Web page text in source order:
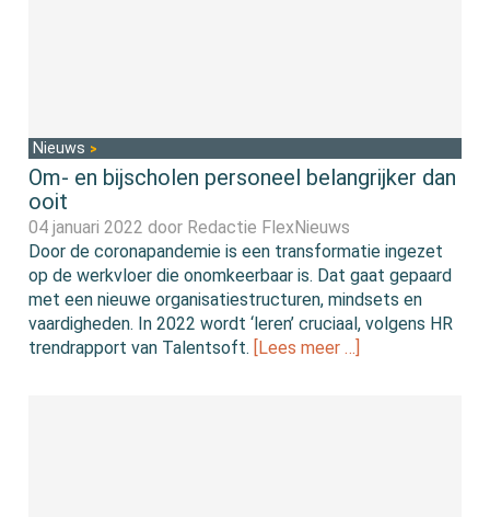
Nieuws
Om- en bijscholen personeel belangrijker dan
ooit
04 januari 2022 door Redactie FlexNieuws
Door de coronapandemie is een transformatie ingezet
op de werkvloer die onomkeerbaar is. Dat gaat gepaard
met een nieuwe organisatiestructuren, mindsets en
vaardigheden. In 2022 wordt ‘leren’ cruciaal, volgens HR
trendrapport van Talentsoft. [Lees meer …]